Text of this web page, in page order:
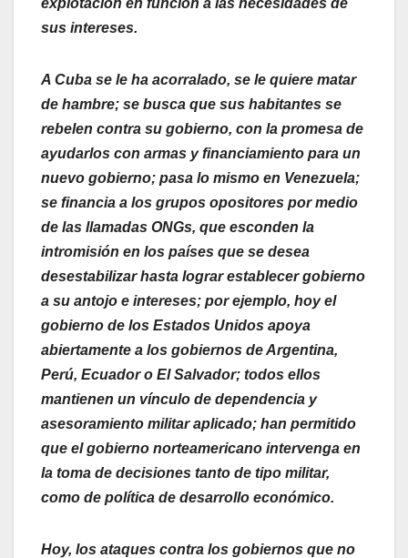
sus intereses.
A Cuba se le ha acorralado, se le quiere matar
de hambre; se busca que sus habitantes se
rebelen contra su gobierno, con la promesa de
ayudarlos con armas y financiamiento para un
nuevo gobierno; pasa lo mismo en Venezuela;
se financia a los grupos opositores por medio
de las llamadas ONGs, que esconden la
intromisión en los países que se desea
desestabilizar hasta lograr establecer gobierno
a su antojo e intereses; por ejemplo, hoy el
gobierno de los Estados Unidos apoya
abiertamente a los gobiernos de Argentina,
Perú, Ecuador o El Salvador; todos ellos
mantienen un vínculo de dependencia y
asesoramiento militar aplicado; han permitido
que el gobierno norteamericano intervenga en
la toma de decisiones tanto de tipo militar,
como de política de desarrollo económico.
Hoy, los ataques contra los gobiernos que no